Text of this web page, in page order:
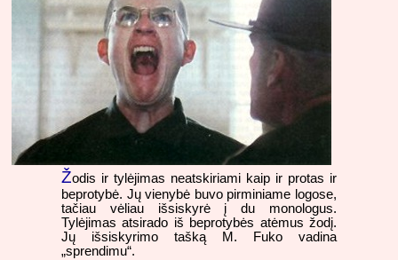
Žodis ir tylėjimas neatskiriami kaip ir protas ir
beprotybė. Jų vienybė buvo pirminiame logose,
tačiau vėliau išsiskyrė į du monologus.
Tylėjimas atsirado iš beprotybės atėmus žodį.
Jų išsiskyrimo tašką M. Fuko vadina
„sprendimu“.